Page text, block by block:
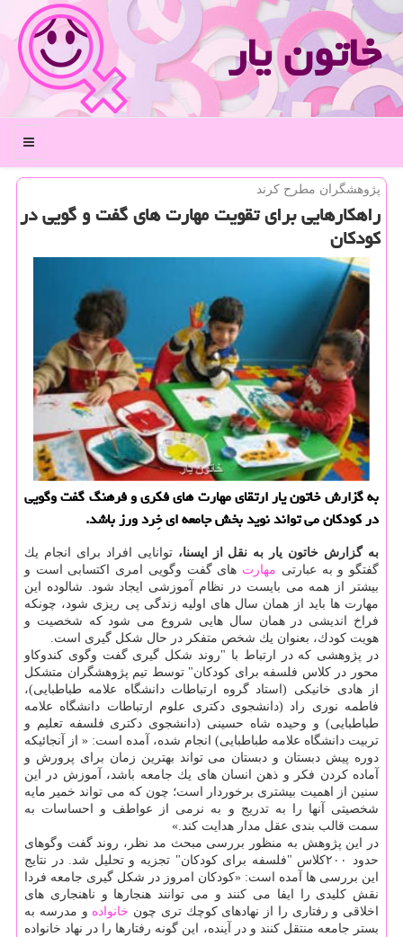
خاتون یار
منو
پژوهشگران مطرح كرند
راهكارهایی برای تقویت مهارت های گفت و گویی در
كودكان
به گزارش خاتون یار ارتقای مهارت های فكری و فرهنگ گفت وگویی
در كودكان می تواند نوید بخش جامعه ای خِرد ورز باشد.
به گزارش خاتون یار به نقل از ایسنا،توانایی افراد برای انجام یك
گفتگو و به عبارتی مهارت های گفت وگویی امری اكتسابی است و
بیشتر از همه می بایست در نظام آموزشی ایجاد شود. شالوده این
مهارت ها باید از همان سال های اولیه زندگی پی ریزی شود، چونكه
فراخ اندیشی در همان سال هایی شروع می شود كه شخصیت و
هویت كودك، بعنوان یك شخص متفكر در حال شكل گیری است.
در پژوهشی كه در ارتباط با "روند شكل گیری گفت وگوی كندوكاو
محور در كلاس فلسفه برای كودكان" توسط تیم پژوهشگران متشكل
از هادی خانیكی (استاد گروه ارتباطات دانشگاه علامه طباطبایی)،
فاطمه نوری راد (دانشجوی دكتری علوم ارتباطات دانشگاه علامه
طباطبایی) و وحیده شاه حسینی (دانشجوی دكتری فلسفه تعلیم و
تربیت دانشگاه علامه طباطبایی) انجام شده، آمده است: « از آنجائیكه
دوره پیش دبستان و دبستان می تواند بهترین زمان برای پرورش و
آماده كردن فكر و ذهن انسان های یك جامعه باشد، آموزش در این
سنین از اهمیت بیشتری برخوردار است؛ چون كه می تواند خمیر مایه
شخصیتی آنها را به تدریج و به نرمی از عواطف و احساسات به
سمت قالب بندی عقل مدار هدایت كند.»
در این پژوهش به منظور بررسی مبحث مد نظر، روند گفت وگوهای
حدود ۲۰۰كلاس "فلسفه برای كودكان" تجزیه و تحلیل شد. در نتایج
این بررسی ها آمده است: «كودكان امروز در شكل گیری جامعه فردا
نقش كلیدی را ایفا می كنند و می توانند هنجارها و ناهنجاری های
اخلاقی و رفتاری را از نهادهای كوچك تری چون خانواده و مدرسه به
بستر جامعه منتقل كنند و در آینده، این گونه رفتارها را در نهاد خانواده